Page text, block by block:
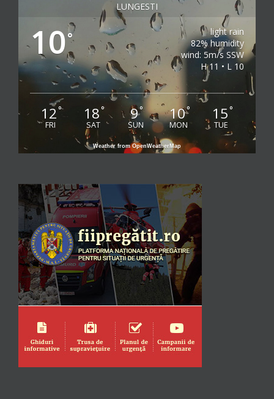
LUNGESTI
10°
light rain
82% humidity
wind: 5m/s SSW
H 11 • L 10
12°
FRI
18°
SAT
9°
SUN
10°
MON
15°
TUE
Weather from OpenWeatherMap